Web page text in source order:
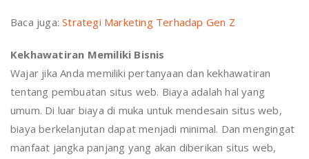
Baca juga:Strategi Marketing Terhadap Gen Z
Kekhawatiran Memiliki Bisnis
Wajar jika Anda memiliki pertanyaan dan kekhawatiran
tentang pembuatan situs web. Biaya adalah hal yang
umum. Di luar biaya di muka untuk mendesain situs web,
biaya berkelanjutan dapat menjadi minimal. Dan mengingat
manfaat jangka panjang yang akan diberikan situs web,